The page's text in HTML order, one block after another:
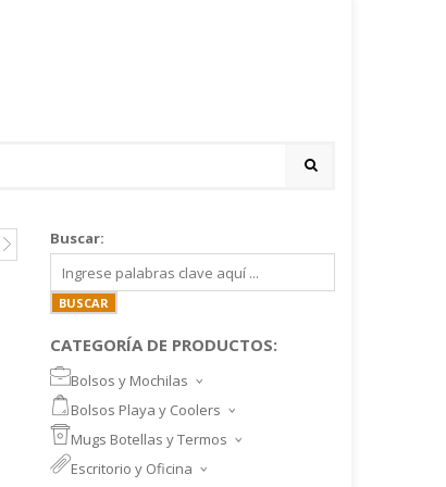
Buscar:
CATEGORÍA DE PRODUCTOS:
Bolsos y Mochilas
MOCHILAS DEPORTIVAS
MOCHILAS NOTEBOOK
MALETINES Y FUNDAS
Bolsos Playa y Coolers
BOLSOS DE PLAYA
COOLERS
MORRALES
Mugs Botellas y Termos
MUGS
TAZA DE VIDRIO
Escritorio y Oficina